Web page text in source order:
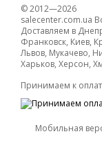
© 2012—2026
salecenter.com.ua
Доставляем в
Франковск, Киев,
Львов, Мукачево,
Харьков, Херсон,
Принимаем к
Мобильная